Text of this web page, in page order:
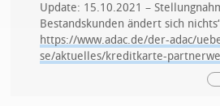
Update: 15.10.2021 –
Bestandskunden ändert sich
https://www.adac.de/der-adac/
se/aktuelles/kreditkarte-